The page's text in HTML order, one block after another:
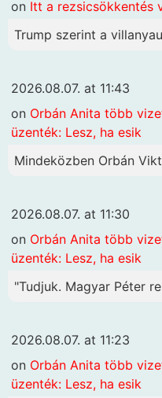
on Itt a rezsicsökkentés
Trump szerint a
2026.08.07. at 11:43
on Orbán Anita több
üzenték: Lesz, ha esik
Mindeközben Orbán
2026.08.07. at 11:30
on Orbán Anita több
üzenték: Lesz, ha esik
"Tudjuk. Magyar Péter
2026.08.07. at 11:23
on Orbán Anita több
üzenték: Lesz, ha esik